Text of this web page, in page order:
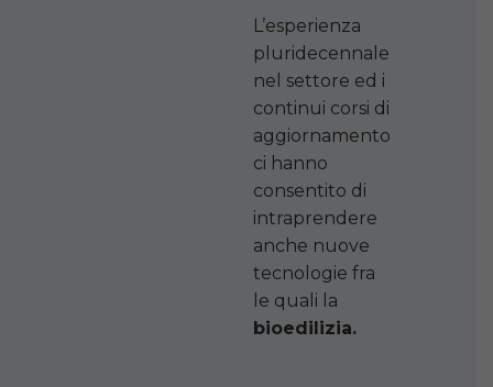
L’esperienza
pluridecennale
nel settore ed i
continui corsi di
aggiornamento
ci hanno
consentito di
intraprendere
anche nuove
tecnologie fra
le quali la
bioedilizia.